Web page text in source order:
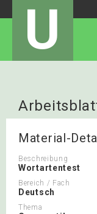
U
Material-
Beschreibung
Wortartentest
Bereich / Fach
Deutsch
Thema